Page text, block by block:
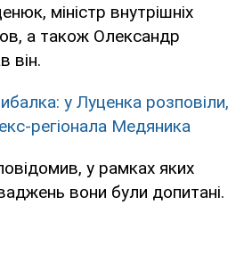
міністр внутрішніх
а також Олександр
він.
у Луценка розповіли,
регіонала Медяника
у рамках яких
вони були допитані.